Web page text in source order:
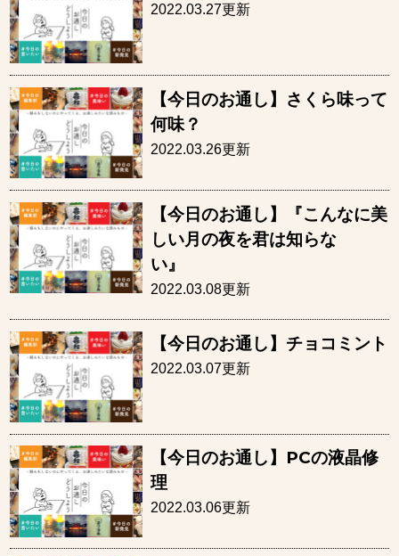
2022.03.27更新
【今日のお通し】さくら味って
何味？
2022.03.26更新
【今日のお通し】『こんなに美
しい月の夜を君は知らな
い
2022.03.08更新
【今日のお通し】チョコミント
2022.03.07更新
【今日のお通し】PCの液晶修
理
2022.03.06更新